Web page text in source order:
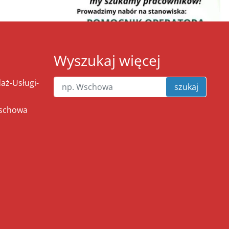
Usługi-
Wyszukaj więcej
szukaj